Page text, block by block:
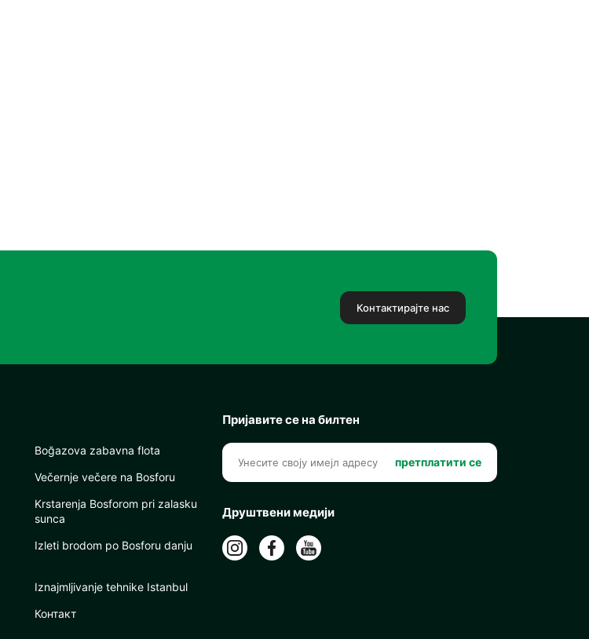
Контактирајте нас
Boğazova zabavna flota
Večernje večere na Bosforu
Krstarenja Bosforom pri zalasku
sunca
Izleti brodom po Bosforu danju
Iznajmljivanje tehnike Istanbul
Контакт
Пријавите се на билтен
претплатити се
Друштвени медији